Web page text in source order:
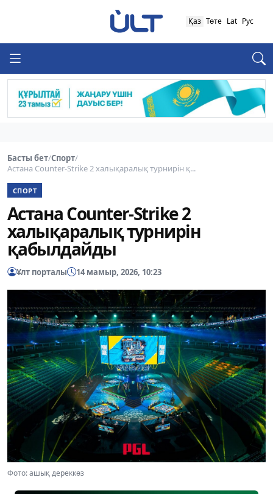
Қаз Төте Lat Рус
Басты бет/Спорт/
Астана Counter-Strike 2 халықаралық турнирін қ...
СПОРТ
Астана Counter-Strike 2
халықаралық турнирін
қабылдайды
Ұлт порталы 14 мамыр, 2026, 10:23
Фото: ашық дереккөз